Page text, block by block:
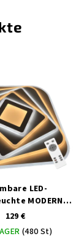
LED-
MODERNA
MULTICOLOR-
129 €
(480 St)